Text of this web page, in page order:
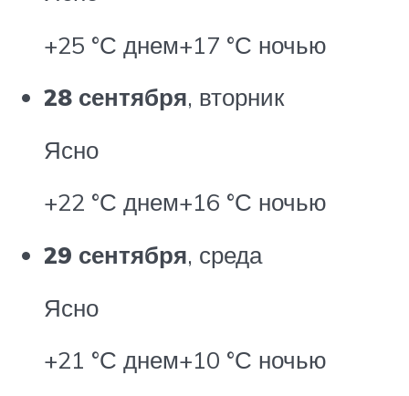
+25 °С днем+17 °С ночью
28 сентября, вторник
Ясно
+22 °С днем+16 °С ночью
29 сентября, среда
Ясно
+21 °С днем+10 °С ночью